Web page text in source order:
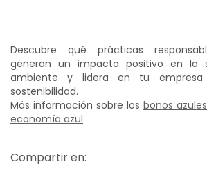
Descubre qué prácticas
generan un impacto positivo en la
ambiente y lidera en tu
sostenibilidad.
Más información sobre los bonos
economía azul.
Compartir en: